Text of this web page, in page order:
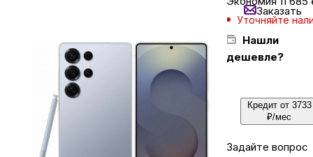
LEGO
Для домашних питомцев
Умный дом и безопасность
Уточняйте
Нашли
дешевле?
Заказать
Кредит от 3733
₽/мес
Задайте вопрос